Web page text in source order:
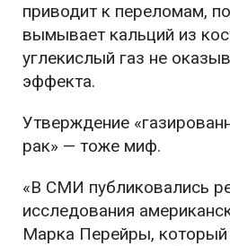
приводит к переломам,
вымывает кальций из
углекислый газ не
эффекта.
Утверждение
рак» — тоже миф.
«В СМИ публиковались
исследования
Марка Перейры,